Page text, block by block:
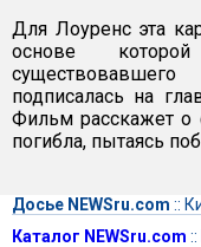
Для Лоуренс эта
основе
подписалась на
Фильм расскажет о
погибла, пытаясь
Досье NEWSru.com ::
Каталог NEWSru.com ::